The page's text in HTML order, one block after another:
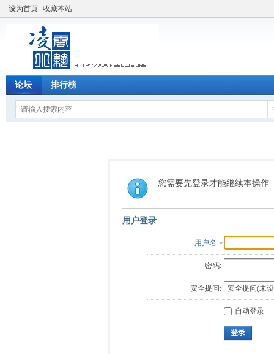
设为首页 收藏本站
论坛 排行榜
您需要先登录才能继续本操作
用户登录
用户名
密码:
安全提问:
自动登录
登录